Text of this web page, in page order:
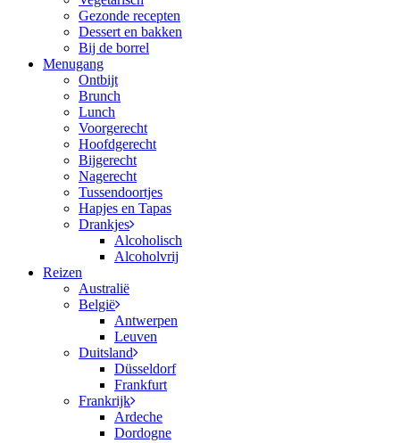
Gezonde recepten
Dessert en bakken
Bij de borrel
Menugang
Ontbijt
Brunch
Lunch
Voorgerecht
Hoofdgerecht
Bijgerecht
Nagerecht
Tussendoortjes
Hapjes en Tapas
Drankjes
Alcoholisch
Alcoholvrij
Reizen
Australië
België
Antwerpen
Leuven
Duitsland
Düsseldorf
Frankfurt
Frankrijk
Ardeche
Dordogne